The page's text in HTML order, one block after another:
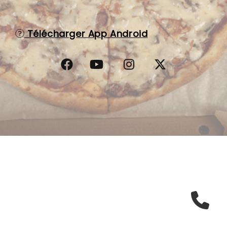
C.G.V
Télécharger App Android